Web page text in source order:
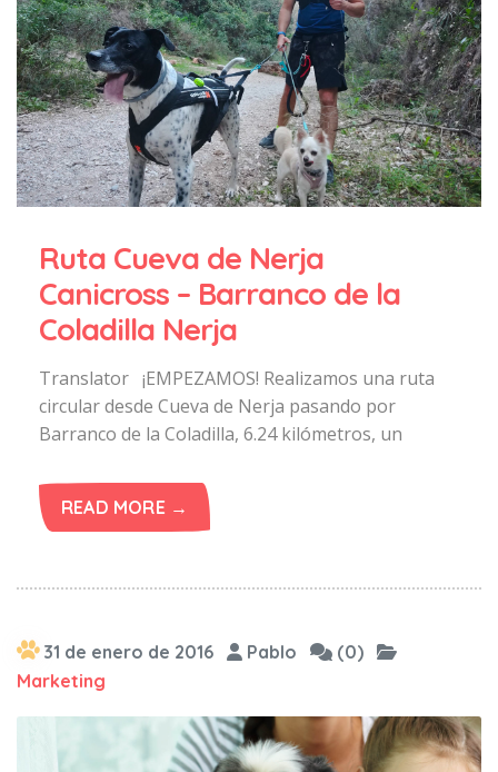
Ruta Cueva de Nerja
Canicross – Barranco de la
Coladilla Nerja
Translator ¡EMPEZAMOS! Realizamos una ruta
circular desde Cueva de Nerja pasando por
Barranco de la Coladilla, 6.24 kilómetros, un
READ MORE →
31 de enero de 2016 Pablo
(0)
Marketing